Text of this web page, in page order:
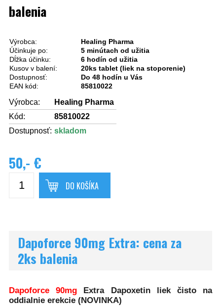
balenia
Výrobca:
Healing Pharma
Účinkuje po:
5 minútach od užitia
Dĺžka účinku:
6 hodín od užitia
Kusov v balení:
20ks tablet (liek na stoporenie)
Dostupnosť:
Do 48 hodín u Vás
EAN kód:
85810022
Výrobca:
Healing Pharma
Kód:
85810022
Dostupnosť: skladom
50,- €
DO KOŠÍKA
Dapoforce 90mg Extra: cena za
2ks balenia
Dapoforce 90mg Extra Dapoxetin liek čisto na
oddialnie erekcie (NOVINKA)